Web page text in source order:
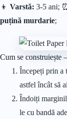
👦 Varstă: 3-5 ani;
puțină murdarie;
Cum se construiește
Începeți prin a
astfel încât să
Îndoiți
le cu bandă